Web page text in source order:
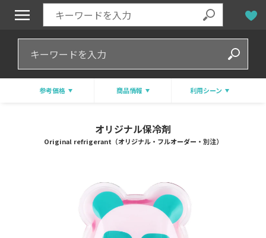
参考価格 商品情報 利用シーン
オリジナル保冷剤
Original refrigerant（オリジナル・フルオーダー・別注）